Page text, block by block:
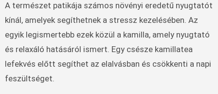
A természet patikája számos növényi eredetű nyugtatót
kínál, amelyek segíthetnek a stressz kezelésében. Az
egyik legismertebb ezek közül a kamilla, amely nyugtató
és relaxáló hatásáról ismert. Egy csésze kamillatea
lefekvés előtt segíthet az elalvásban és csökkenti a napi
feszültséget.